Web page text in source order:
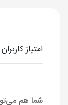
امتیاز
شما هم